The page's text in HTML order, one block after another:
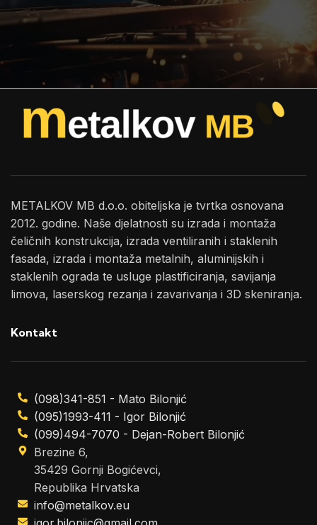
METALKOV MB d.o.o. obiteljska je tvrtka osnovana
2012. godine. Naše djelatnosti su izrada i montaža
čeličnih konstrukcija, izrada ventiliranih i staklenih
fasada, izrada i montaža metalnih, aluminijskih i
staklenih ograda te usluge plastificiranja, savijanja
limova, laserskog rezanja i zavarivanja i 3D skeniranja.
Kontakt
(098)341-851 - Mato Bilonjić
(095)1993-411 - Igor Bilonjić
(099)494-7070 - Dejan-Robert Bilonjić
Brezine 6,
35429 Gornji Bogićevci,
Republika Hrvatska
info@metalkov.eu